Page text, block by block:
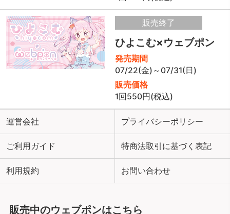
販売終了
ひよこむ×ウェブポン
発売期間
07/22(金)～07/31(日)
販売価格
1回550円(税込)
運営会社 プライバシーポリシー
ご利用ガイド 特商法取引に基づく表記
利用規約 お問い合わせ
販売中のウェブポンはこちら